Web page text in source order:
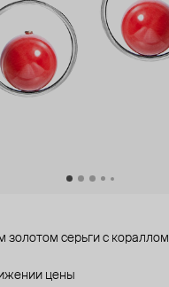
золотом серьги с кораллом
цены